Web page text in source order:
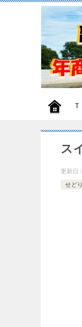
ス
更新日：
せどり